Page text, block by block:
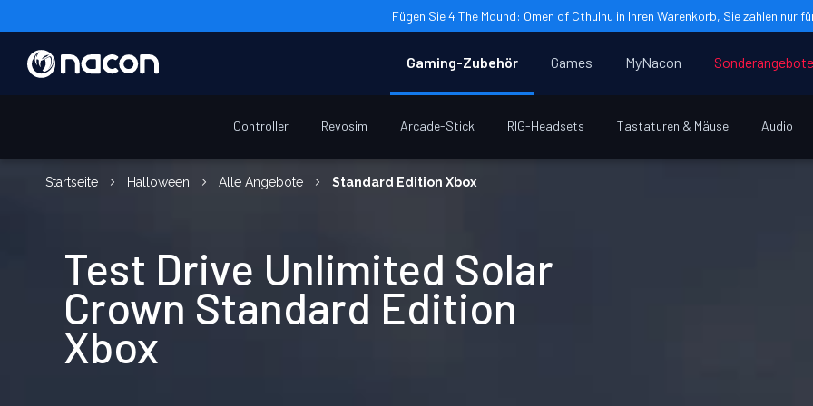
Fügen Sie 4 The Mound: Omen of Cthulhu in Ihren Warenkorb, Sie zahlen nur
Gaming-Zubehör
Controller Revosim Arcade-Stick RIG-Headsets Tastaturen & Mäuse Audio
Games MyNacon Sonderangebote
Startseite Halloween Alle Angebote Standard Edition Xbox
Test Drive Unlimited Solar
Crown Standard Edition
Xbox